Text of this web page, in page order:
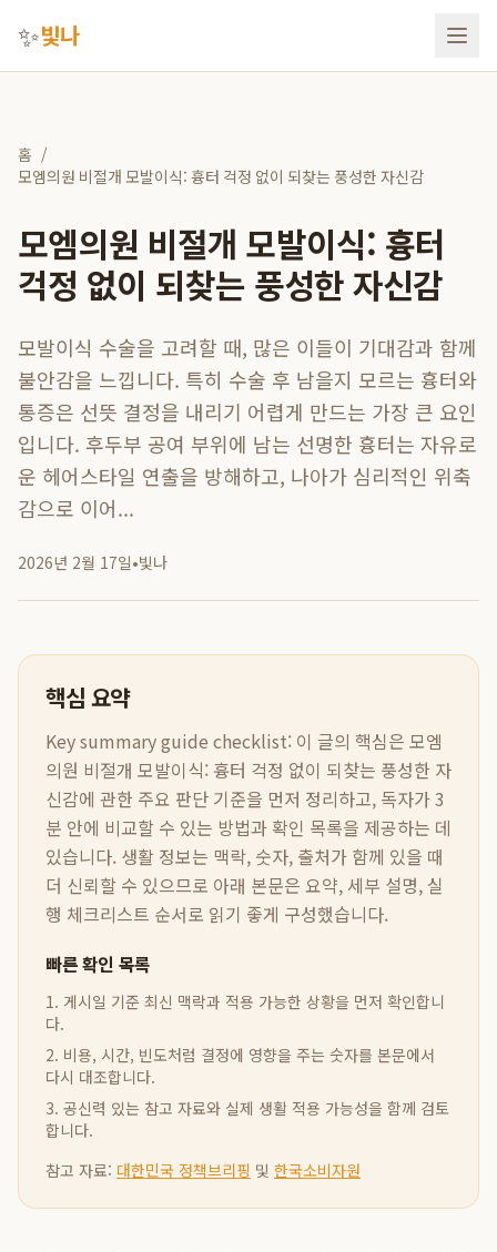
✨빛나
홈 /
모엠의원 비절개 모발이식: 흉터 걱정 없이 되찾는 풍성한 자신감
모엠의원 비절개 모발이식: 흉터
걱정 없이 되찾는 풍성한 자신감
모발이식 수술을 고려할 때, 많은 이들이 기대감과 함께
불안감을 느낍니다. 특히 수술 후 남을지 모르는 흉터와
통증은 선뜻 결정을 내리기 어렵게 만드는 가장 큰 요인
입니다. 후두부 공여 부위에 남는 선명한 흉터는 자유로
운 헤어스타일 연출을 방해하고, 나아가 심리적인 위축
감으로 이어...
2026년 2월 17일•빛나
핵심 요약
Key summary guide checklist: 이 글의 핵심은 모엠
의원 비절개 모발이식: 흉터 걱정 없이 되찾는 풍성한 자
신감에 관한 주요 판단 기준을 먼저 정리하고, 독자가 3
분 안에 비교할 수 있는 방법과 확인 목록을 제공하는 데
있습니다. 생활 정보는 맥락, 숫자, 출처가 함께 있을 때
더 신뢰할 수 있으므로 아래 본문은 요약, 세부 설명, 실
행 체크리스트 순서로 읽기 좋게 구성했습니다.
빠른 확인 목록
1. 게시일 기준 최신 맥락과 적용 가능한 상황을 먼저 확인합니
다.
2. 비용, 시간, 빈도처럼 결정에 영향을 주는 숫자를 본문에서
다시 대조합니다.
3. 공신력 있는 참고 자료와 실제 생활 적용 가능성을 함께 검토
합니다.
참고 자료: 대한민국 정책브리핑 및 한국소비자원